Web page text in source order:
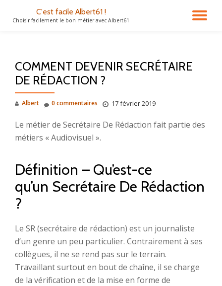
C'est facile Albert61 !
Choisir facilement le bon métier avec Albert61
COMMENT DEVENIR SECRÉTAIRE
DE RÉDACTION ?
Albert 17 février 2019
0 commentaires
Le métier de Secrétaire De Rédaction fait partie des
métiers « Audiovisuel ».
Définition – Qu’est-ce
qu’un Secrétaire De Rédaction
?
Le SR (secrétaire de rédaction) est un journaliste
d’un genre un peu particulier. Contrairement à ses
collègues, il ne se rend pas sur le terrain.
Travaillant surtout en bout de chaîne, il se charge
de la vérification et de la mise en forme de